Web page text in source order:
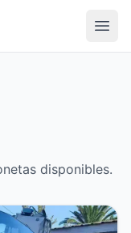
disponibles.